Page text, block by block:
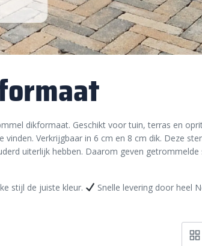
dikformaat. Geschikt voor tuin, terras en
Verkrijgbaar in 6 cm en 8 cm dik. Deze
uiterlijk hebben. Daarom geven getrommelde
stijl de juiste kleur. Snelle levering door heel